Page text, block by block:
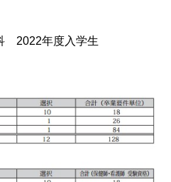
2022年度入学生